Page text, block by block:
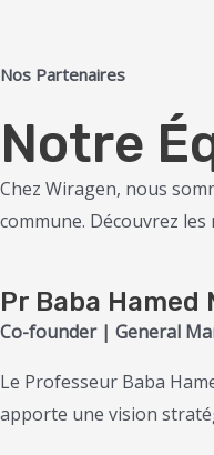
Nos Partenaires
Notre
Chez Wiragen, nous
commune. Découvrez
Pr Baba Hamed
Co-founder | General
Le Professeur Baba
apporte une vision